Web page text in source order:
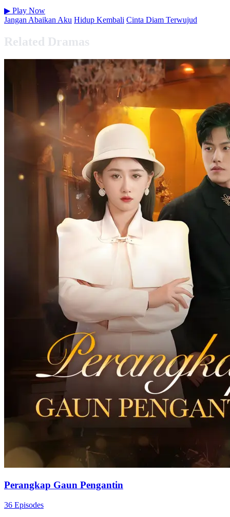
▶ Play Now
Jangan Abaikan Aku Hidup Kembali Cinta Diam Terwujud
Related Dramas
Perangkap Gaun Pengantin
36 Episodes